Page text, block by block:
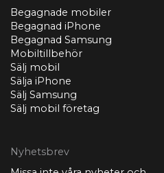
Begagnade mobiler
Begagnad iPhone
Begagnad Samsung
Mobiltillbehör
Sälj mobil
Sälja iPhone
Sälj Samsung
Sälj mobil företag
Nyhetsbrev